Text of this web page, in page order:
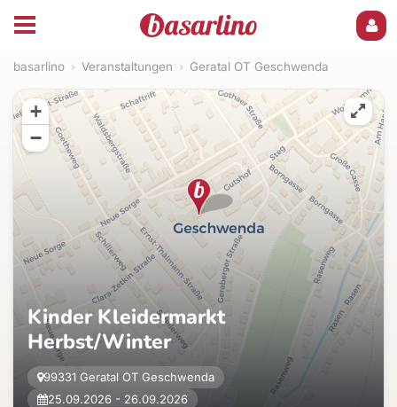
basarlino › Veranstaltungen › Geratal OT Geschwenda
Kinder Kleidermarkt
Herbst/Winter
99331 Geratal OT Geschwenda
25.09.2026 - 26.09.2026
+
−